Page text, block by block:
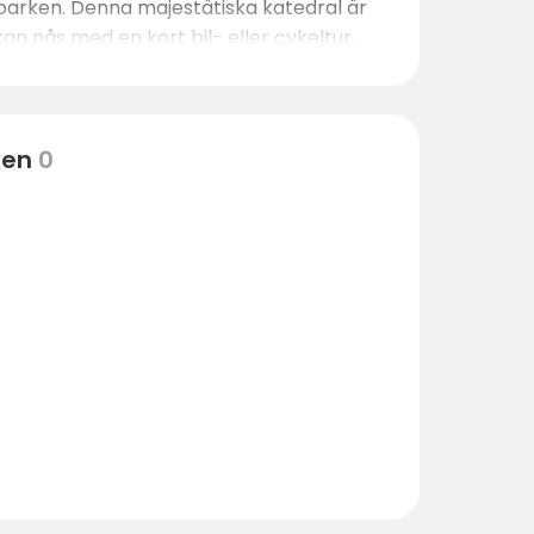
Denna majestätiska katedral är
nås med en kort bil- eller cykeltur.
av naturen.
0